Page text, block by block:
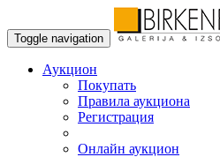
Toggle navigation
Аукцион
Пoкупать
Правила аукциона
Регистрация
Онлайн аукцион